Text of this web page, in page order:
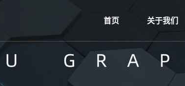
首页 关于我们
资质荣誉